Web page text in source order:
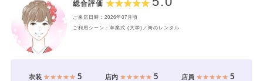
総合評価
ご来店日時：2026年07月頃
ご利用シーン：卒業式 (大学)／袴のレンタル
衣装★★★★★ 5 店内★★★★★ 5 店員 ★★★★★5